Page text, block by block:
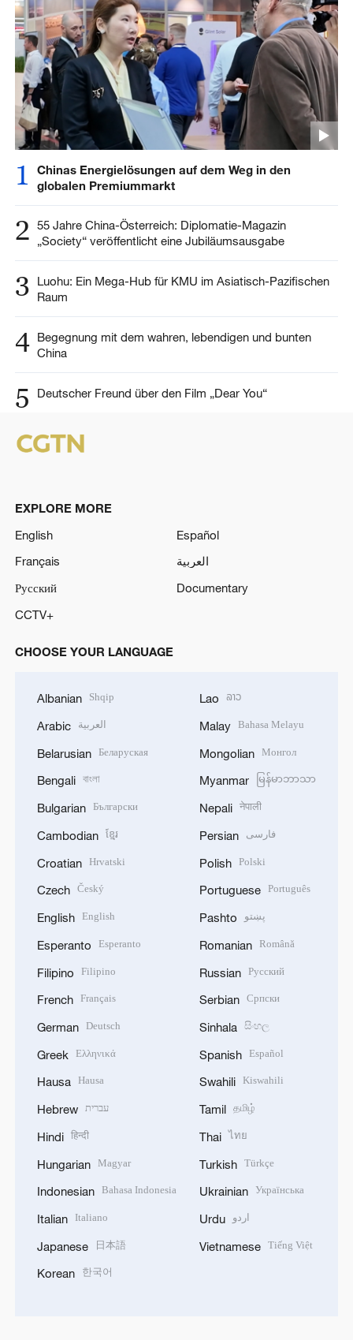
1
Chinas Energielösungen auf dem Weg in den
globalen Premiummarkt
2 55 Jahre China-Österreich: Diplomatie-Magazin
„Society“ veröffentlicht eine Jubiläumsausgabe
3
Luohu: Ein Mega-Hub für KMU im Asiatisch-Pazifischen
Raum
4 Begegnung mit dem wahren, lebendigen und bunten
China
5 Deutscher Freund über den Film „Dear You“
EXPLORE MORE
English
Español
Français
العربية
Русский
Documentary
CCTV+
CHOOSE YOUR LANGUAGE
Albanian Shqip
Arabic العربية
Belarusian Беларуская
Bengali বাংলা
Bulgarian Български
Cambodian ខ្មែរ
Croatian Hrvatski
Czech Český
English English
Esperanto Esperanto
Filipino Filipino
French Français
German Deutsch
Greek Ελληνικά
Hausa Hausa
Hebrew עברית
Hindi हिन्दी
Hungarian Magyar
Indonesian Bahasa Indonesia
Italian Italiano
Japanese 日本語
Korean 한국어
Lao ລາວ
Malay Bahasa Melayu
Mongolian Монгол
Myanmar မြန်မာဘာသာ
Nepali नेपाली
Persian فارسی
Polish Polski
Portuguese Português
Pashto پښتو
Romanian Română
Russian Русский
Serbian Српски
Sinhala සිංහල
Spanish Español
Swahili Kiswahili
Tamil தமிழ்
Thai ไทย
Turkish Türkçe
Ukrainian Українська
Urdu اردو
Vietnamese Tiếng Việt